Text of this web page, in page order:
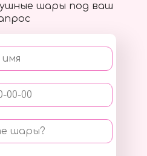
шары под ваш
шары?